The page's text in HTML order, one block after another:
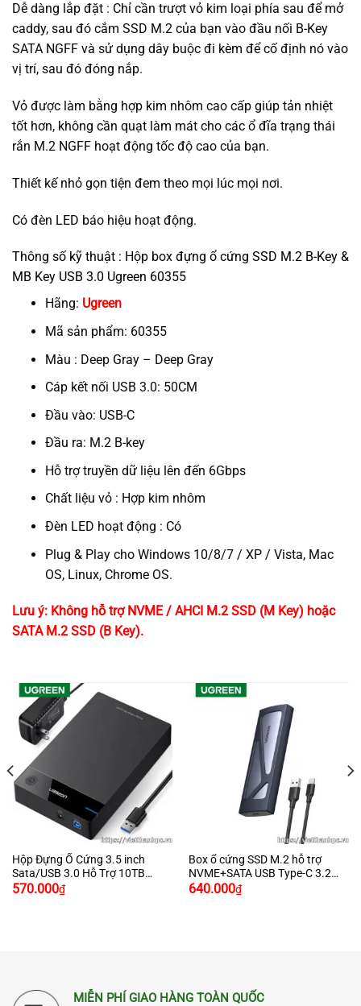
Dễ dàng lắp đặt : Chỉ cần trượt vỏ kim loại phía sau để mở
caddy, sau đó cắm SSD M.2 của bạn vào đầu nối B-Key
SATA NGFF và sử dụng dây buộc đi kèm để cố định nó vào
vị trí, sau đó đóng nắp.
Vỏ được làm bằng hợp kim nhôm cao cấp giúp tản nhiệt
tốt hơn, không cần quạt làm mát cho các ổ đĩa trạng thái
rắn M.2 NGFF hoạt động tốc độ cao của bạn.
Thiết kế nhỏ gọn tiện đem theo mọi lúc mọi nơi.
Có đèn LED báo hiệu hoạt động.
Thông số kỹ thuật : Hộp box đựng ổ cứng SSD M.2 B-Key &
MB Key USB 3.0 Ugreen 60355
Hãng: Ugreen
Mã sản phẩm: 60355
Màu : Deep Gray – Deep Gray
Cáp kết nối USB 3.0: 50CM
Đầu vào: USB-C
Đầu ra: M.2 B-key
Hỗ trợ truyền dữ liệu lên đến 6Gbps
Chất liệu vỏ : Hợp kim nhôm
Đèn LED hoạt động : Có
Plug & Play cho Windows 10/8/7 / XP / Vista, Mac
OS, Linux, Chrome OS.
Lưu ý: Không hỗ trợ NVME / AHCI M.2 SSD (M Key) hoặc
SATA M.2 SSD (B Key).
Hộp Đựng Ổ Cứng 3.5 inch
Sata/USB 3.0 Hỗ Trợ 10TB
Chính Hãng Ugreen 50422
Giá
570.000₫Giá
hiện
Box ổ cứng SSD M.2 hỗ trợ
NVME+SATA USB Type-C 3.2
GEN2 tốc độ 10Gbps Ugreen
Giá
640.000₫Giá
hiện
MIỄN PHÍ GIAO HÀNG TOÀN QUỐC